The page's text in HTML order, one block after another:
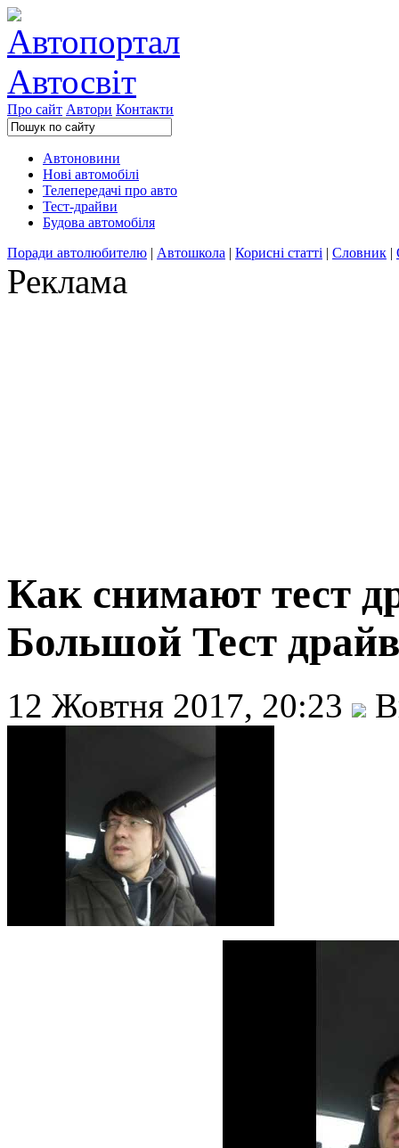
Про сайт Автори Контакти
Автоновини
Нові автомобілі
Телепередачі про авто
Тест-драйви
Будова автомобіля
Поради автолюбителю | Автошкола | Корисні статті | Словник |
Реклама
Как снимают тест
Большой Тест драйв
12 Жовтня 2017, 20:23